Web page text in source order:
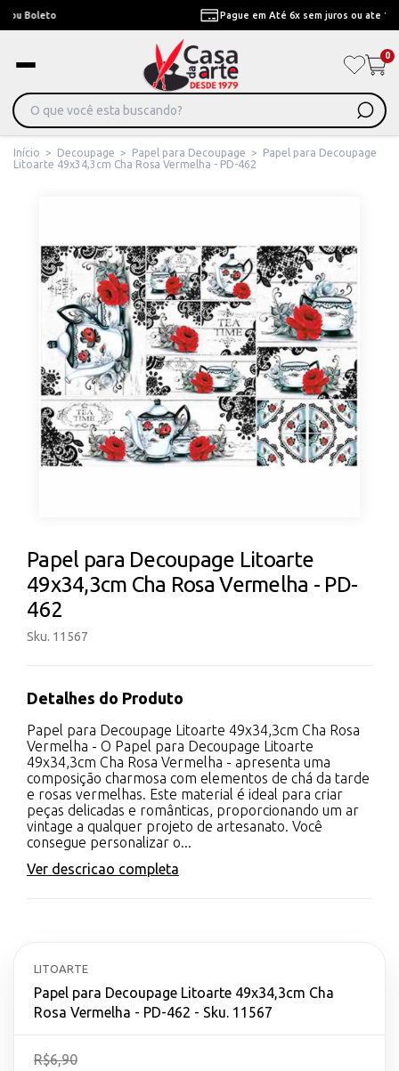
Pague em Até 6x sem juros ou ate 12x com juros
0
Início > Decoupage > Papel para Decoupage >
Papel para Decoupage
Litoarte 49x34,3cm Cha Rosa Vermelha - PD-462
Papel para Decoupage Litoarte
49x34,3cm Cha Rosa Vermelha - PD-
462
Sku. 11567
Detalhes do Produto
Papel para Decoupage Litoarte 49x34,3cm Cha Rosa
Vermelha - O Papel para Decoupage Litoarte
49x34,3cm Cha Rosa Vermelha - apresenta uma
composição charmosa com elementos de chá da tarde
e rosas vermelhas. Este material é ideal para criar
peças delicadas e românticas, proporcionando um ar
vintage a qualquer projeto de artesanato. Você
consegue personalizar o...
Ver descricao completa
LITOARTE
Papel para Decoupage Litoarte 49x34,3cm Cha
Rosa Vermelha - PD-462 - Sku. 11567
R$6,90